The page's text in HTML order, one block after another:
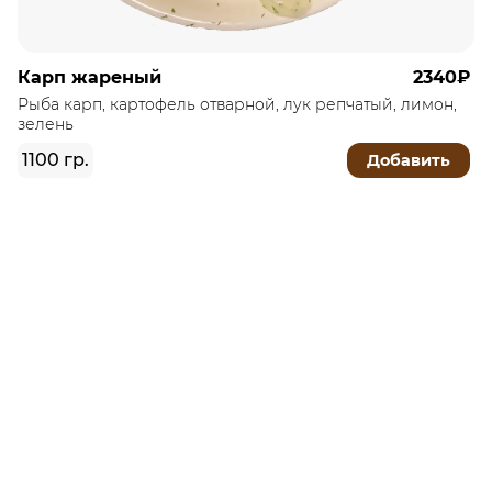
Карп жареный 2340₽
Рыба карп, картофель отварной, лук репчатый, лимон,
зелень
1100 гр. Добавить